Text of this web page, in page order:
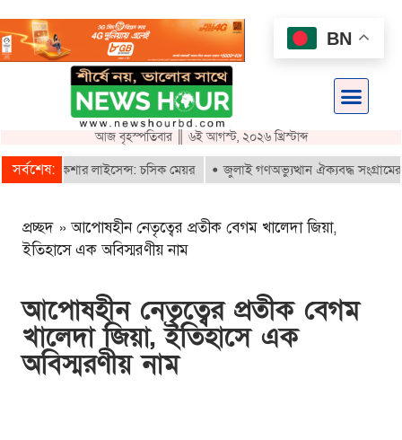
আজ বৃহস্পতিবার ║ ৬ই আগস্ট, ২০২৬ খ্রিস্টাব্দ
সর্বশেষ:লাইসেন্স: চসিক মেয়র জুলাই গণঅভ্যুত্থান ঐক্যবদ্ধ সংগ্রামের এক
প্রচ্ছদ »আপোষহীন নেতৃত্বের প্রতীক বেগম খালেদা জিয়া,
ইতিহাসে এক অবিস্মরণীয় নাম
আপোষহীন নেতৃত্বের প্রতীক বেগম
খালেদা জিয়া, ইতিহাসে এক
অবিস্মরণীয় নাম
BN